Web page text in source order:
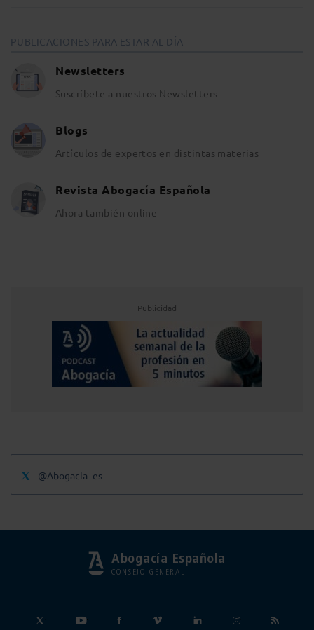
PUBLICACIONES PARA ESTAR AL DÍA
Newsletters
Suscríbete a nuestros Newsletters
Blogs
Artículos de expertos en distintas materias
Revista Abogacía Española
Ahora también online
Publicidad
@Abogacia_es
Abogacía Española
CONSEJO GENERAL